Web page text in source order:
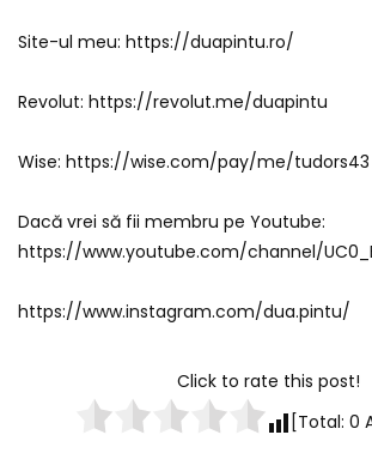
Site-ul meu: https://duapintu.ro/
Revolut: https://revolut.me/duapintu
Wise: https://wise.com/pay/me/tudors43
Dacă vrei să fii membru pe Youtube:
https://www.youtube.com/channel/
https://www.instagram.com/dua.pintu/
Click to rate this post!
[Total: 0